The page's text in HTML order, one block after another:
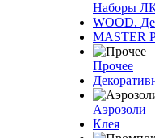
Наборы
WOOD.
MASTER
Прочее
Аэрозоли
Клея